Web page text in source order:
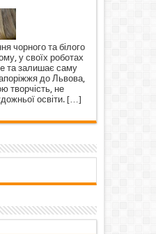
чорного та білого
у своїх роботах
та залишає саму
до Львова,
творчість, не
освіти. […]